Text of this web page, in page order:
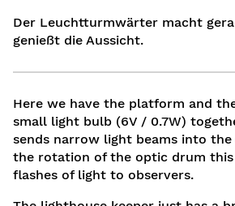
Der Leuchtturmwärter macht
genießt die Aussicht.
Here we have the platform and
small light bulb (6V / 0.7W)
sends narrow light beams into
the rotation of the optic drum this
flashes of light to observers.